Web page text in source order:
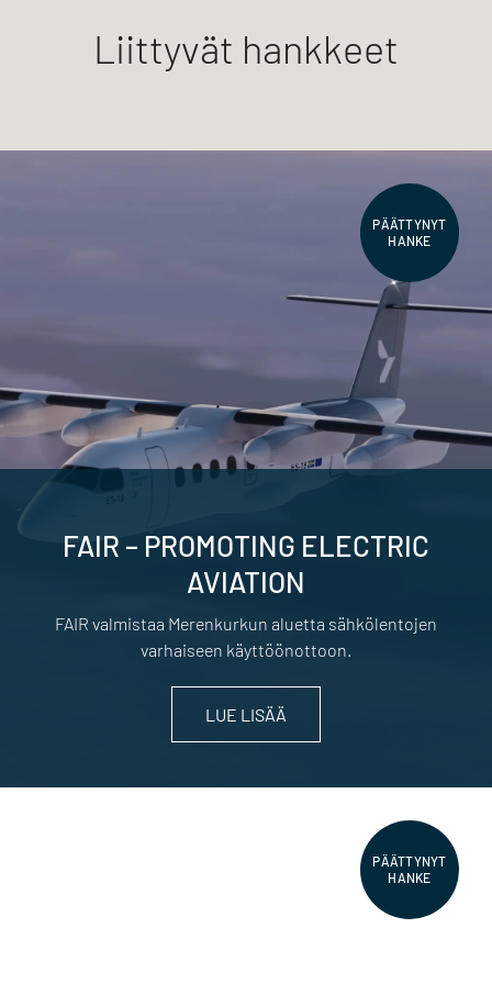
Liittyvät hankkeet
PÄÄTTYNYT
HANKE
FAIR – PROMOTING ELECTRIC
AVIATION
FAIR valmistaa Merenkurkun aluetta sähkölentojen
varhaiseen käyttöönottoon.
LUE LISÄÄ
PÄÄTTYNYT
HANKE